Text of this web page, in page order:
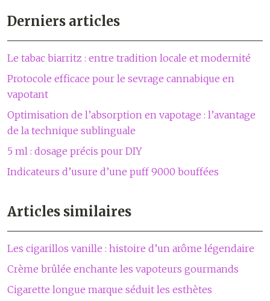
Derniers articles
Le tabac biarritz : entre tradition locale et modernité
Protocole efficace pour le sevrage cannabique en
vapotant
Optimisation de l’absorption en vapotage : l’avantage
de la technique sublinguale
5 ml : dosage précis pour DIY
Indicateurs d’usure d’une puff 9000 bouffées
Articles similaires
Les cigarillos vanille : histoire d’un arôme légendaire
Crème brûlée enchante les vapoteurs gourmands
Cigarette longue marque séduit les esthètes